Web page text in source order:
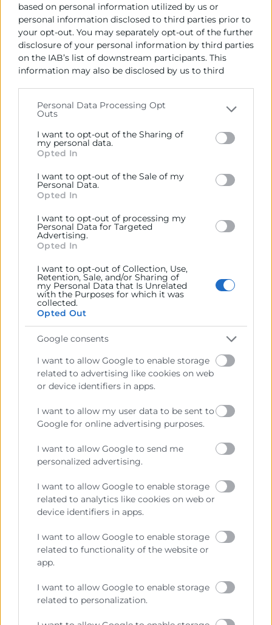
based on personal information utilized by us or
personal information disclosed to third parties prior to
your opt-out. You may separately opt-out of the further
disclosure of your personal information by third parties
on the IAB’s list of downstream participants. This
information may also be disclosed by us to third
Please note that this website/app uses one or more
Google services and may gather and store information
including but not limited to your visit or usage
behaviour. You may click to grant or deny consent to
below specified purposes in below Google consent
section.
Personal Data Processing Opt
Outs
I want to opt-out of the Sharing of
my personal data.
Opted In
I want to opt-out of the Sale of my
Personal Data.
Opted In
I want to opt-out of processing my
Personal Data for Targeted
Advertising.
Opted In
I want to opt-out of Collection, Use,
Retention, Sale, and/or Sharing of
my Personal Data that Is Unrelated
with the Purposes for which it was
collected.
Opted Out
Google consents
I want to allow Google to enable storage
related to advertising like cookies on web
or device identifiers in apps.
I want to allow my user data to be sent to
Google for online advertising purposes.
I want to allow Google to send me
personalized advertising.
I want to allow Google to enable storage
related to analytics like cookies on web or
device identifiers in apps.
I want to allow Google to enable storage
related to functionality of the website or
app.
I want to allow Google to enable storage
related to personalization.
El Pleno de Cámara nombra vocal
del Comité Ejecutivo a la directora
territorial de CaixaBank Olga
García Saz
El Pleno de Cámara Valencia celebrado ayer y
presidido por José Vicente Morata, nombró vocal del
Comité Ejecutivo a la directora territorial de
LEER MÁS »
20 de septiembre de 2023
Las Cámaras europeas piden una
reducción de las cargas
administrativas para mejorar la
competitividad de las empresas
La reunión de la presidencia de Eurochambres así
como su comisión presupuestaria se han celebrado